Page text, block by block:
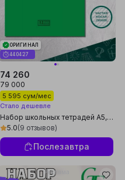
ОРИГИНАЛ
44:04:26
74 260
79 000
5 595 сум/мес
Стало дешевле
Набор школьных тетрадей A5,
12 листов, 60 г/м², плотная
обложка, 20 штук, Россия
5.0(9 отзывов)
Послезавтра
Реклама